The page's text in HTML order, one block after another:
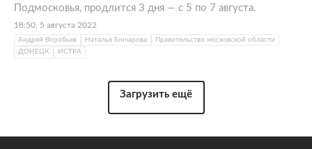
Подмосковья, продлится 3 дня — с 5 по 7 августа.
18:50, 5 августа 2022
Андрей Воробьев Наталья Гончарова
Правительство московской области
ДОНЕЦК
ИСТРА
Загрузить ещё